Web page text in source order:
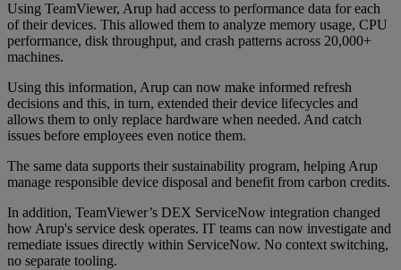
Using TeamViewer, Arup had access to performance data for each
of their devices. This allowed them to analyze memory usage, CPU
performance, disk throughput, and crash patterns across 20,000+
machines.
Using this information, Arup can now make informed refresh
decisions and this, in turn, extended their device lifecycles and
allows them to only replace hardware when needed. And catch
issues before employees even notice them.
The same data supports their sustainability program, helping Arup
manage responsible device disposal and benefit from carbon credits.
In addition, TeamViewer’s DEX ServiceNow integration changed
how Arup's service desk operates. IT teams can now investigate and
remediate issues directly within ServiceNow. No context switching,
no separate tooling.